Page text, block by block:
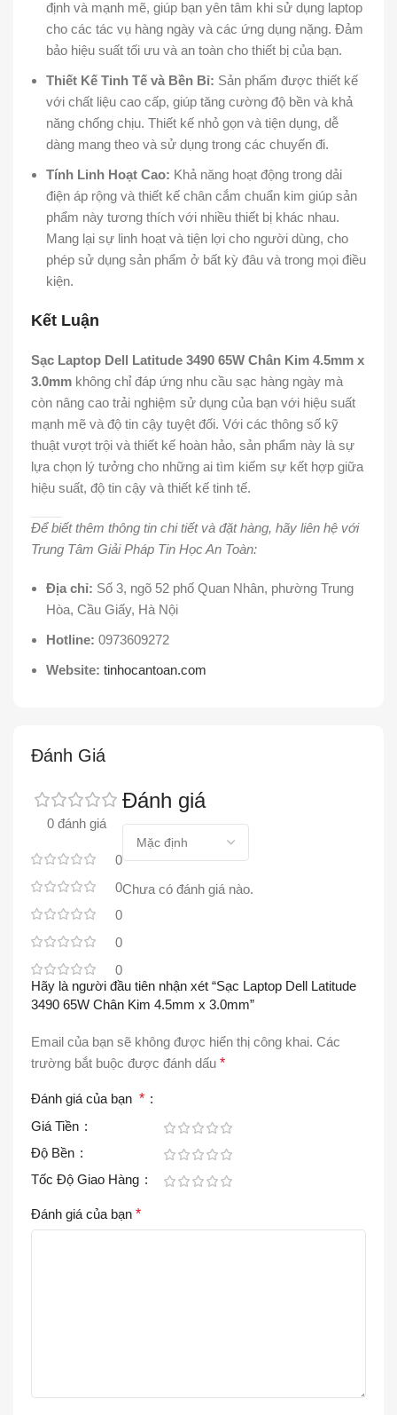
định và mạnh mẽ, giúp bạn yên tâm khi sử dụng laptop
cho các tác vụ hàng ngày và các ứng dụng nặng. Đảm
bảo hiệu suất tối ưu và an toàn cho thiết bị của bạn.
Thiết Kế Tinh Tế và Bền Bỉ: Sản phẩm được thiết kế
với chất liệu cao cấp, giúp tăng cường độ bền và khả
năng chống chịu. Thiết kế nhỏ gọn và tiện dụng, dễ
dàng mang theo và sử dụng trong các chuyến đi.
Tính Linh Hoạt Cao: Khả năng hoạt động trong dải
điện áp rộng và thiết kế chân cắm chuẩn kim giúp sản
phẩm này tương thích với nhiều thiết bị khác nhau.
Mang lại sự linh hoạt và tiện lợi cho người dùng, cho
phép sử dụng sản phẩm ở bất kỳ đâu và trong mọi điều
kiện.
Kết Luận
Sạc Laptop Dell Latitude 3490 65W Chân Kim 4.5mm x
3.0mm không chỉ đáp ứng nhu cầu sạc hàng ngày mà
còn nâng cao trải nghiệm sử dụng của bạn với hiệu suất
mạnh mẽ và độ tin cậy tuyệt đối. Với các thông số kỹ
thuật vượt trội và thiết kế hoàn hảo, sản phẩm này là sự
lựa chọn lý tưởng cho những ai tìm kiếm sự kết hợp giữa
hiệu suất, độ tin cậy và thiết kế tinh tế.
Để biết thêm thông tin chi tiết và đặt hàng, hãy liên hệ với
Trung Tâm Giải Pháp Tin Học An Toàn:
Địa chỉ: Số 3, ngõ 52 phố Quan Nhân, phường Trung
Hòa, Cầu Giấy, Hà Nội
Hotline: 0973609272
Website: tinhocantoan.com
Đánh Giá
0 đánh giá
0
0
0
0
0
Đánh giá
Chưa có đánh giá nào.
Hãy là người đầu tiên nhận xét “Sạc Laptop Dell Latitude
3490 65W Chân Kim 4.5mm x 3.0mm”
Email của bạn sẽ không được hiển thị công khai. Các
trường bắt buộc được đánh dấu *
Đánh giá của bạn *
Giá Tiền
Độ Bền
Tốc Độ Giao Hàng
Đánh giá của bạn *